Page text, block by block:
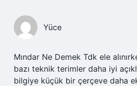
Yüce
Mındar Ne Demek Tdk ele
bazı teknik terimler daha iyi
bilgiye küçük bir çerçeve daha